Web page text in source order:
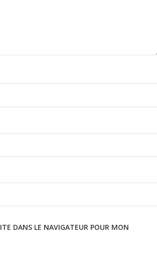
DANS LE NAVIGATEUR POUR MON